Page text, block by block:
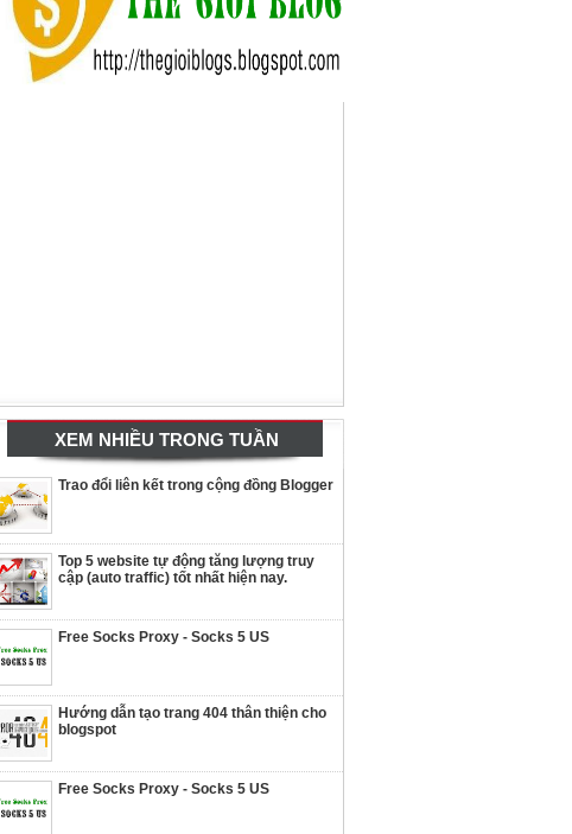
XEM NHIỀU TRONG TUẦN
Trao đổi liên kết trong cộng đồng Blogger
Top 5 website tự động tăng lượng truy
cập (auto traffic) tốt nhất hiện nay.
Free Socks Proxy - Socks 5 US
Hướng dẫn tạo trang 404 thân thiện cho
blogspot
Free Socks Proxy - Socks 5 US